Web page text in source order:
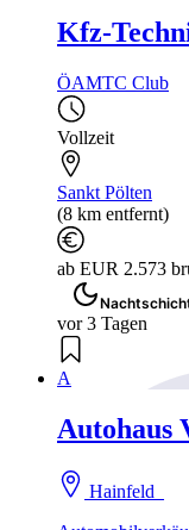
Kfz-
ÖAMTC Club
Vollzeit
Sankt Pölten
(8 km entfernt)
ab EUR 2.573
vor 3 Tagen
A
Autohaus
Hainfeld